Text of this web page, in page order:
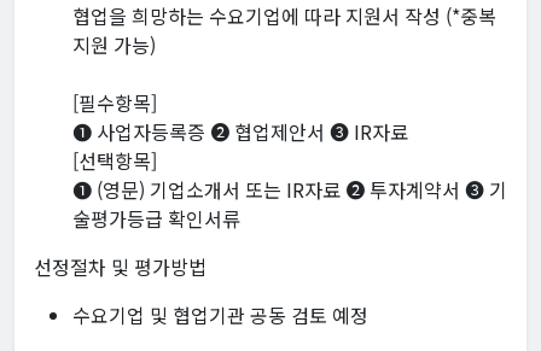
협업을 희망하는 수요기업에 따라 지원서 작성 (*중복
지원 가능)
[필수항목]
➊ 사업자등록증 ➋ 협업제안서 ➌ IR자료
[선택항목]
➊ (영문) 기업소개서 또는 IR자료 ➋ 투자계약서 ➌ 기
술평가등급 확인서류
선정절차 및 평가방법
수요기업 및 협업기관 공동 검토 예정